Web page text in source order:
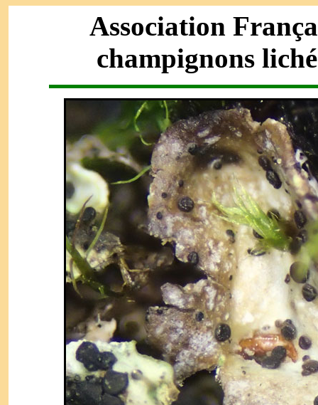
Association
champignons